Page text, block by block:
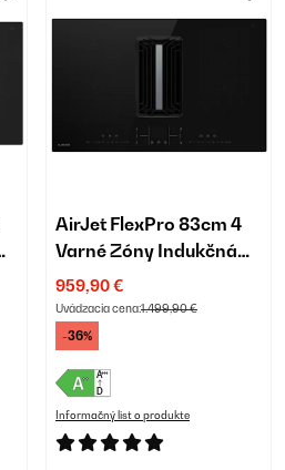
AirJet FlexPro 83cm 4
Varné Zóny Indukčná
Doska s Odsávaním
Čierna
959,90 €
Uvádzacia cena:1.499,90 €
-36%
Informačný list o produkte